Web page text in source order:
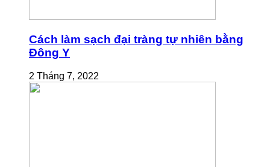
Cách làm sạch đại tràng tự nhiên bằng
Đông Y
2 Tháng 7, 2022